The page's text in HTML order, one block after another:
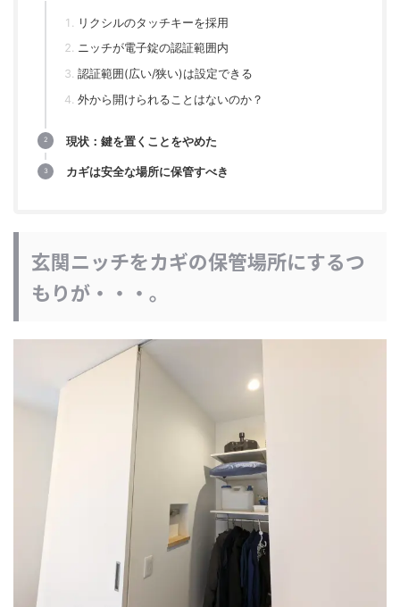
リクシルのタッチキーを採用
ニッチが電子錠の認証範囲内
認証範囲(広い/狭い)は設定できる
外から開けられることはないのか？
現状：鍵を置くことをやめた
カギは安全な場所に保管すべき
玄関ニッチをカギの保管場所にするつ
もりが・・・。